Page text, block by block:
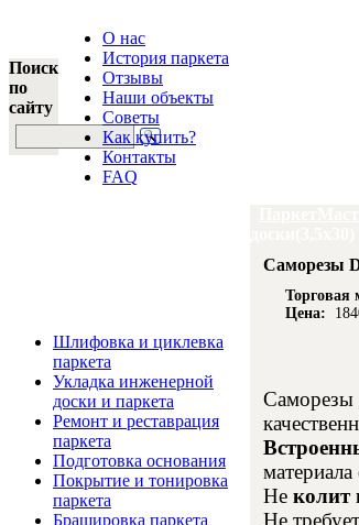
Поиск
по
сайту
О нас
История паркета
Отзывы
Наши объекты
Советы
Как купить?
Контакты
FAQ
Шлифовка и циклевка
паркета
Укладка инженерной
доски и паркета
Ремонт и реставрация
паркета
Подготовка основания
Покрытие и тонировка
паркета
Брашировка паркета
Саморезы
Торговая
Цена:
Саморезы
Не колит
Не